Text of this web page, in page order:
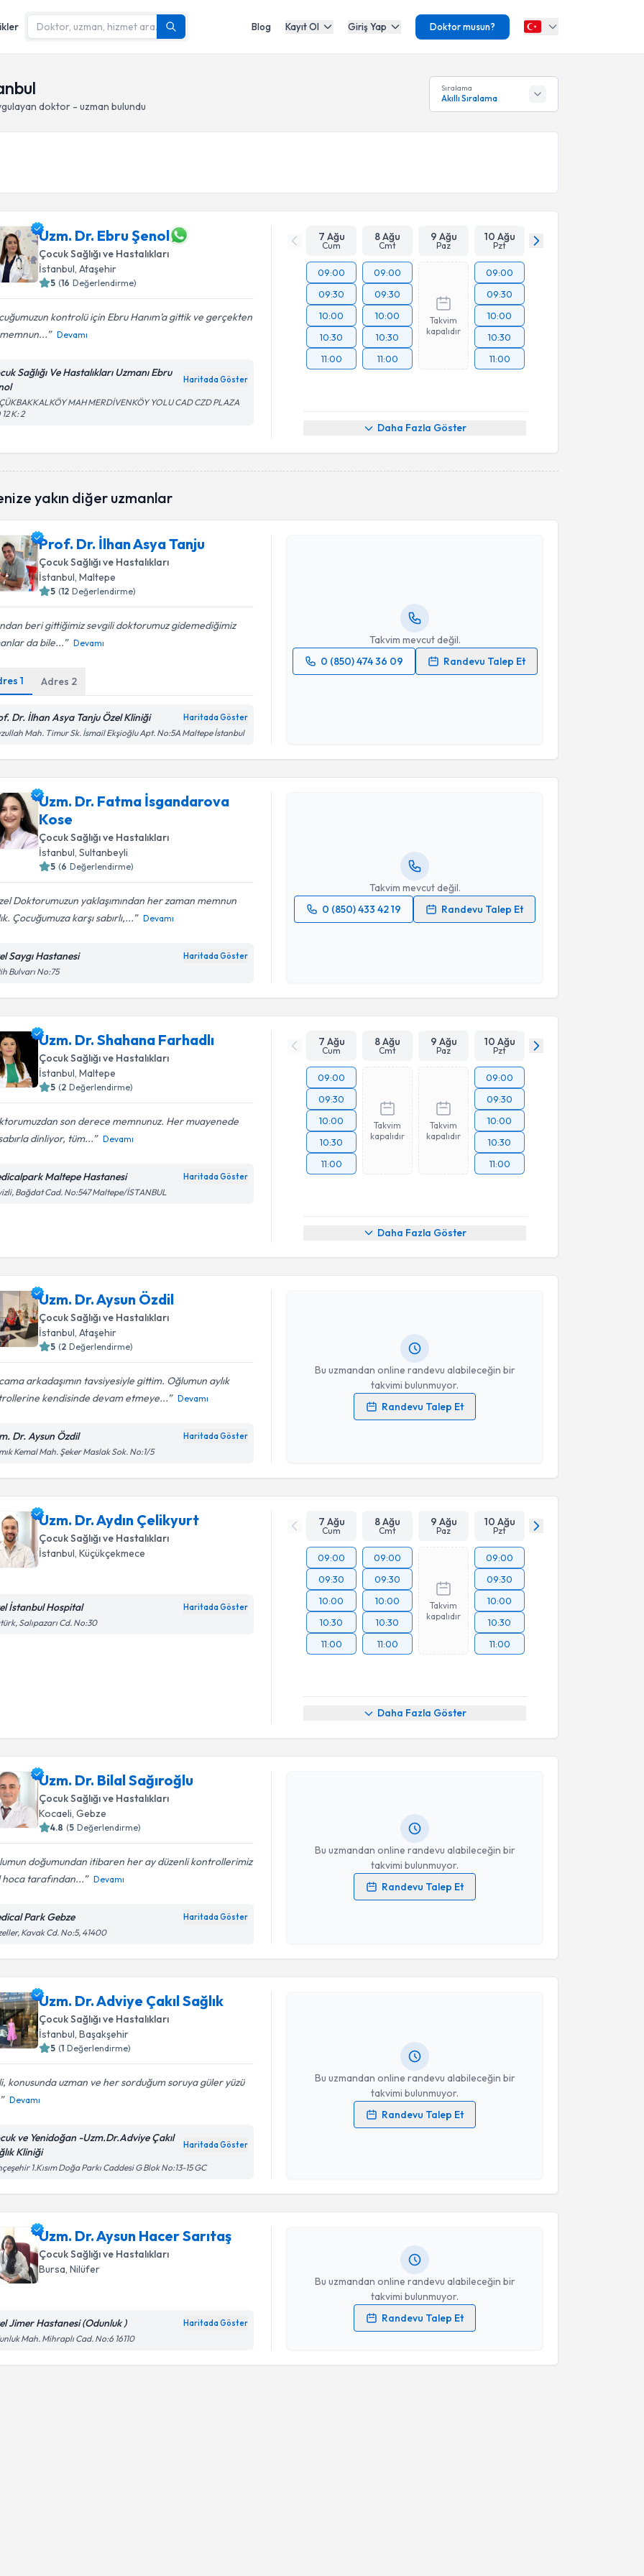
Blog Kayıt Ol Giriş Yap Doktor musun?
doktor - uzman bulundu
Sıralama
Akıllı Sıralama
Uzm. Dr. Ebru Şenol
Çocuk Sağlığı ve Hastalıkları
İstanbul, Ataşehir
5 (16 Değerlendirme)
kontrolü için Ebru Hanım’a gittik ve gerçekten
Devamı
Sağlığı Ve Hastalıkları Uzmanı Ebru
Haritada Göster
MAH MERDİVENKÖY YOLU CAD CZD PLAZA
K: 2
7 Ağu
Cum
8 Ağu
Cmt
9 Ağu
Paz
10 Ağu
Pzt
09:00
09:30
10:00
10:30
11:00
09:00
09:30
10:00
10:30
11:00
Takvim
kapalıdır
09:00
09:30
10:00
10:30
11:00
Daha Fazla Göster
yakın diğer uzmanlar
Prof. Dr. İlhan Asya Tanju
Çocuk Sağlığı ve Hastalıkları
İstanbul , Maltepe
5 (12 Değerlendirme)
beri gittiğimiz sevgili doktorumuz gidemediğimiz
da bile...
Devamı
1 Adres 2
Dr. İlhan Asya Tanju Özel Kliniği Haritada Göster
Mah. Timur Sk. İsmail Ekşioğlu Apt. No:5A Maltepe İstanbul
Takvim mevcut değil.
0 (850) 474 36 09
Randevu Talep Et
Takvim Talebini Gönder
Uzm. Dr. Fatma İsgandarova
Kose
Çocuk Sağlığı ve Hastalıkları
İstanbul , Sultanbeyli
5 (6 Değerlendirme)
Doktorumuzun yaklaşımından her zaman memnun
Çocuğumuza karşı sabırlı,...
Devamı
Saygı Hastanesi Haritada Göster
Bulvarı No:75
Takvim mevcut değil.
0 (850) 433 42 19
Randevu Talep Et
Randevu Takvimi Talebi
Uzm. Dr. Shahana Farhadlı
Çocuk Sağlığı ve Hastalıkları
İstanbul , Maltepe
5 (2 Değerlendirme)
son derece memnunuz. Her muayenede
dinliyor, tüm...
Devamı
Maltepe Hastanesi Haritada Göster
Bağdat Cad. No:547 Maltepe/İSTANBUL
7 Ağu
Cum
8 Ağu
Cmt
9 Ağu
Paz
10 Ağu
Pzt
09:00
09:30
10:00
10:30
11:00
Takvim
kapalıdır
Takvim
kapalıdır
09:00
09:30
10:00
10:30
11:00
Daha Fazla Göster
Uzm. Dr. Aysun Özdil
Çocuk Sağlığı ve Hastalıkları
İstanbul, Ataşehir
5 (2 Değerlendirme)
arkadaşımın tavsiyesiyle gittim. Oğlumun aylık
kendisinde devam etmeye...
Devamı
Dr. Aysun Özdil Haritada Göster
Kemal Mah. Şeker Maslak Sok. No:1/5
Bu uzmandan online randevu alabileceğin bir
takvimi bulunmuyor.
Randevu Talep Et
Randevu Takvimi Talebi
Uzm. Dr. Aysun Özdil
Kişisel verilerimin işlenmesine ilişkinAydınlatma Metni
Takvim Talebini Gönder
Uzm. Dr. Aydın Çelikyurt
Çocuk Sağlığı ve Hastalıkları
İstanbul, Küçükçekmece
İstanbul Hospital Haritada Göster
Salıpazarı Cd. No:30
7 Ağu
Cum
8 Ağu
Cmt
9 Ağu
Paz
10 Ağu
Pzt
09:00
09:30
10:00
10:30
11:00
09:00
09:30
10:00
10:30
11:00
Takvim
kapalıdır
09:00
09:30
10:00
10:30
11:00
Daha Fazla Göster
Uzm. Dr. Bilal Sağıroğlu
Çocuk Sağlığı ve Hastalıkları
Kocaeli , Gebze
4.8 (5 Değerlendirme)
doğumundan itibaren her ay düzenli kontrollerimiz
hoca tarafından...
Devamı
Park Gebze Haritada Göster
Kavak Cd. No:5, 41400
Bu uzmandan online randevu alabileceğin bir
takvimi bulunmuyor.
Randevu Talep Et
Randevu Takvimi Talebi
Uzm. Dr. Bilal Sağıroğlu
Kişisel verilerimin işlenmesine ilişkinAydınlatma Metni
Takvim Talebini Gönder
Uzm. Dr. Adviye Çakıl Sağlık
Çocuk Sağlığı ve Hastalıkları
İstanbul , Başakşehir
5 (1 Değerlendirme)
konusunda uzman ve her sorduğum soruya güler yüzü
Devamı
ve Yenidoğan -Uzm.Dr.Adviye Çakıl
Kliniği
Haritada Göster
1.Kısım Doğa Parkı Caddesi G Blok No:13-15 GC
Bu uzmandan online randevu alabileceğin bir
takvimi bulunmuyor.
Randevu Talep Et
Kişisel verilerimin işlenmesine ilişkinAydınlatma Metni
Uzm. Dr. Aysun Hacer Sarıtaş
Çocuk Sağlığı ve Hastalıkları
Bursa , Nilüfer
Jimer Hastanesi (Odunluk ) Haritada Göster
Mah. Mihraplı Cad. No:6 16110
Bu uzmandan online randevu alabileceğin bir
takvimi bulunmuyor.
Randevu Talep Et
Kişisel verilerimin işlenmesine ilişkinAydınlatma Metni